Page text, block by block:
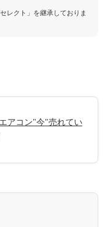
レクト」を継承しておりま
アコン"今"売れてい